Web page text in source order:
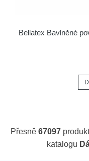
Bellatex Bavlněné
Přesně 67097
katalogu